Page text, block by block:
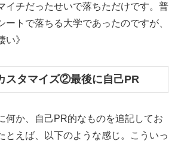
イチだったせいで落ちただけです。普
ートで落ちる大学であったのですが、
》
スタマイズ②最後に自己PR
何か、自己PR的なものを追記してお
とえば、以下のような感じ。こういっ